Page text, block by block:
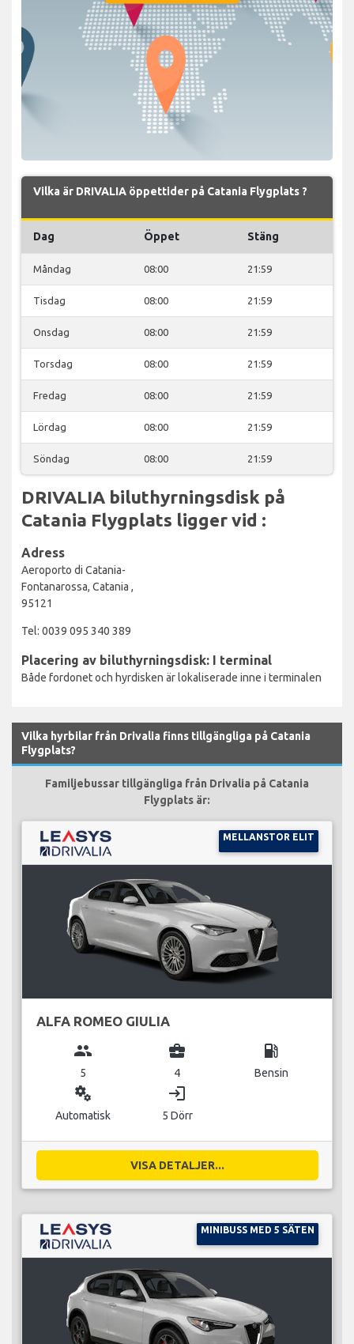
Vilka är DRIVALIA öppettider på Catania Flygplats ?
Dag Öppet Stäng
Måndag 08:00 21:59
Tisdag 08:00 21:59
Onsdag 08:00 21:59
Torsdag 08:00 21:59
Fredag 08:00 21:59
Lördag 08:00 21:59
Söndag 08:00 21:59
DRIVALIA biluthyrningsdisk på
Catania Flygplats ligger vid :
Adress
Aeroporto di Catania-
Fontanarossa, Catania ,
95121
Tel: 0039 095 340 389
Placering av biluthyrningsdisk: I terminal
Både fordonet och hyrdisken är lokaliserade inne i terminalen
Vilka hyrbilar från Drivalia finns tillgängliga på Catania
Flygplats?
Familjebussar tillgängliga från Drivalia på Catania
Flygplats är:
MELLANSTOR ELIT
ALFA ROMEO GIULIA
group
5
business_center
4
local_gas_station
Bensin
miscellaneous_services
Automatisk
login
5 Dörr
VISA DETALJER...
MINIBUSS MED 5 SÄTEN